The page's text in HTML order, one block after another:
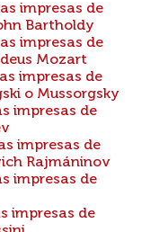
impresas de
Bartholdy
impresas de
Mozart
impresas de
o Mussorgsky
impresas de
impresas de
Rajmáninov
impresas de
impresas de